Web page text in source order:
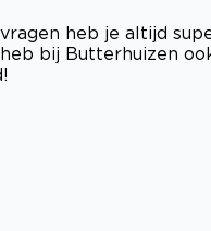
heb je altijd
bij Butterhuizen